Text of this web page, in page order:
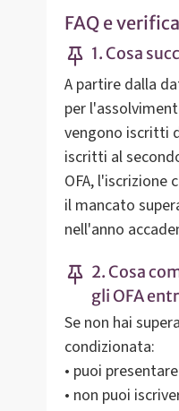
FAQ e
1. Cosa
A partire dalla
per
vengono iscritti
iscritti al
OFA, l'iscrizione
il mancato
nell'anno
2. Cosa
gli OFA
Se non hai
condizionata:
• puoi
• non puoi